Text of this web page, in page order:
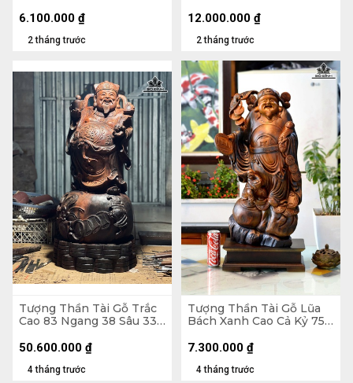
2 tháng trước
6.100.000 ₫
2 tháng trước
12.000.000 ₫
Tượng Thần Tài Gỗ Trắc
Cao 83 Ngang 38 Sâu 33
4 tháng trước
50.600.000 ₫
Tượng Thần Tài Gỗ Lũa
Bách Xanh Cao Cả Kỷ 75
Cao 10 (cm)
4 tháng trước
7.300.000 ₫